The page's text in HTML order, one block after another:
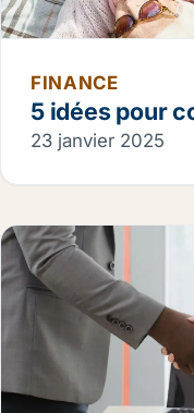
FINANCE
5 idées pour
23 janvier 2025